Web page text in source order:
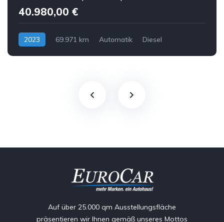
40.980,00 €
2023 69.971 km Automatik Diesel
Auf über 25.000 qm Ausstellungsfläche
präsentieren wir Ihnen gemäß unseres Mottos